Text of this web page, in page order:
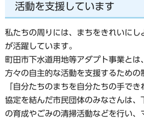
活動を支援しています
私たちの周りには、まちをきれいにし
が活躍しています。
町田市下水道用地等アダプト事業とは
方々の自主的な活動を支援するための
「自分たちのまちを自分たちの手で
協定を結んだ市民団体のみなさんは、
の育成やごみの清掃活動などを行い、